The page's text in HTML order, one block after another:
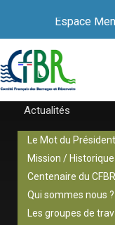
Espace
Actualités
Le Mot du Président
Mission / Historique
Centenaire du CFBR
Qui sommes nous ?
Les groupes de